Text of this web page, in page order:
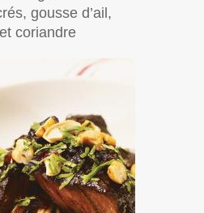
gousse d’ail,
coriandre